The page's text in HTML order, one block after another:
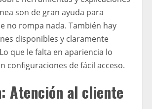
son de gran ayuda para
no rompa nada. También hay
disponibles y claramente
que le falta en apariencia lo
configuraciones de fácil acceso.
Atención al cliente